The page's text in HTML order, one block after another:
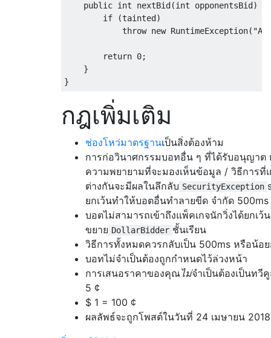
public int nextBid (int opponentsBid )
if
(tainted )
throw new RuntimeException( "A
return 0;
}
}
กฎเพิ่มเติม
ช่องโหว่มาตรฐานเป็นสิ่งต้องห้าม
การก่อวินาศกรรมบอทอื่น ๆ ที่ได้รับอนุญาต
ความพยายามที่จะมองเห็นข้อมูล / วิธีการที่
ต่างกันจะมีผลในลึกลับ SecurityException
ยกเว้นทำให้บอตอื่นทำลายขีด จำกัด 500ms
บอตไม่สามารถเข้าถึงแพ็คเกจนักวิ่งได้ยกเว้
ขยาย DollarBidder ชั้นเรียน
วิธีการทั้งหมดควรกลับเป็น 500ms หรือน้อ
บอทไม่จำเป็นต้องถูกกำหนดไว้ล่วงหน้า
การเสนอราคาของคุณไม่จำเป็นต้องเป็นทวี
5 ¢
$ 1 = 100 ¢
ผลลัพธ์จะถูกโพสต์ในวันที่ 24 เมษายน 2018